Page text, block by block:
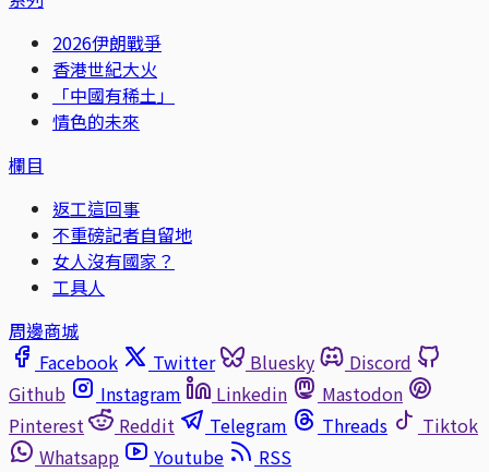
2026伊朗戰爭
香港世紀大火
「中國有稀土」
情色的未來
欄目
返工這回事
不重磅記者自留地
女人沒有國家？
工具人
周邊商城
Facebook
Twitter Bluesky
Discord
Github
Instagram Linkedin
Mastodon
Pinterest
Reddit Telegram Threads
Tiktok
Whatsapp
Youtube
RSS